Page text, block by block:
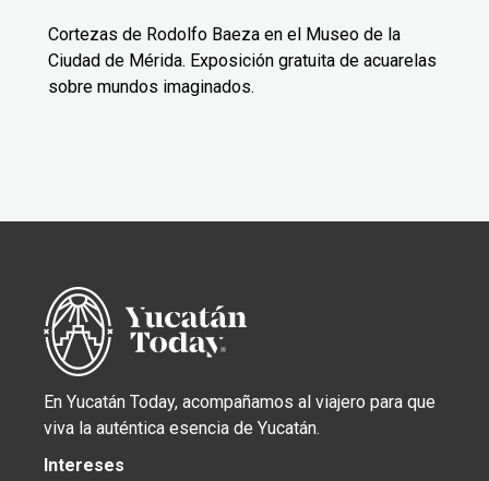
Cortezas de Rodolfo Baeza en el Museo de la
Ciudad de Mérida. Exposición gratuita de acuarelas
sobre mundos imaginados.
En Yucatán Today, acompañamos al viajero para que
viva la auténtica esencia de Yucatán.
Intereses